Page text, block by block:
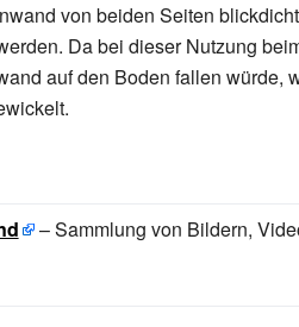
von beiden Seiten
Da bei dieser Nutzung
auf den Boden fallen würde,
– Sammlung von Bildern,